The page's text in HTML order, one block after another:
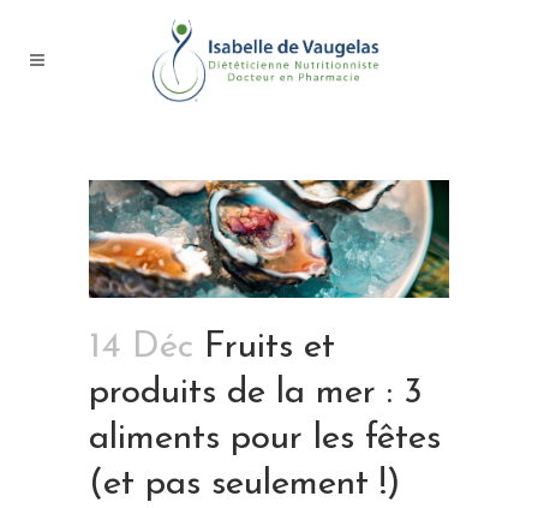
14 Déc Fruits et
produits de la mer : 3
aliments pour les fêtes
(et pas seulement !)